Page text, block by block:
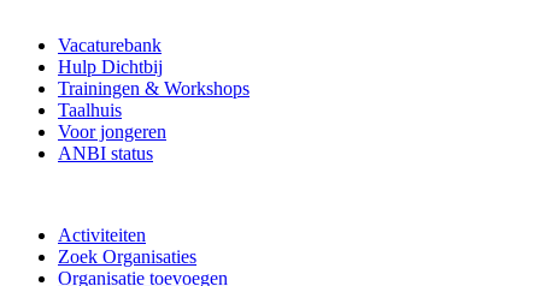
Vacaturebank
Hulp Dichtbij
Trainingen & Workshops
Taalhuis
Voor jongeren
ANBI status
Activiteiten
Zoek Organisaties
Organisatie toevoegen